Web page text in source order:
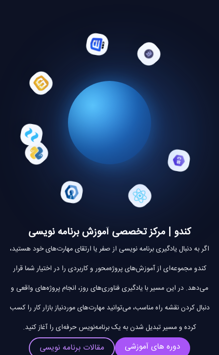
کندو | مرکز تخصصی آموزش برنامه نویسی
اگر به دنبال یادگیری برنامه نویسی از صفر یا ارتقای مهارت‌های خود هستید،
کندو مجموعه‌ای از آموزش‌های پروژه‌محور و کاربردی را در اختیار شما قرار
می‌دهد. در این مسیر با یادگیری فناوری‌های روز، انجام پروژه‌های واقعی و
دنبال کردن نقشه راه مناسب، می‌توانید مهارت‌های موردنیاز بازار کار را کسب
کرده و مسیر تبدیل شدن به یک برنامه‌نویس حرفه‌ای را آغاز کنید.
دوره های آموزشی مقالات برنامه نویسی